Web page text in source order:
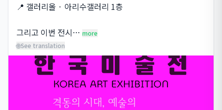
📍 갤러리올 · 아리수갤러리 1층
그리고 이번 전시… more
🌐See translation